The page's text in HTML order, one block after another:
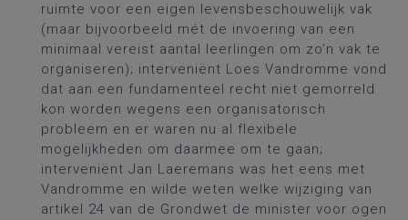
ruimte voor een eigen levensbeschouwelijk vak
(maar bijvoorbeeld mét de invoering van een
minimaal vereist aantal leerlingen om zo’n vak te
organiseren); interveniënt Loes Vandromme vond
dat aan een fundamenteel recht niet gemorreld
kon worden wegens een organisatorisch
probleem en er waren nu al flexibele
mogelijkheden om daarmee om te gaan;
interveniënt Jan Laeremans was het eens met
Vandromme en wilde weten welke wijziging van
artikel 24 van de Grondwet de minister voor ogen